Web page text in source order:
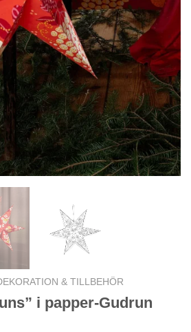
& TILLBEHÖR
i papper-Gudrun